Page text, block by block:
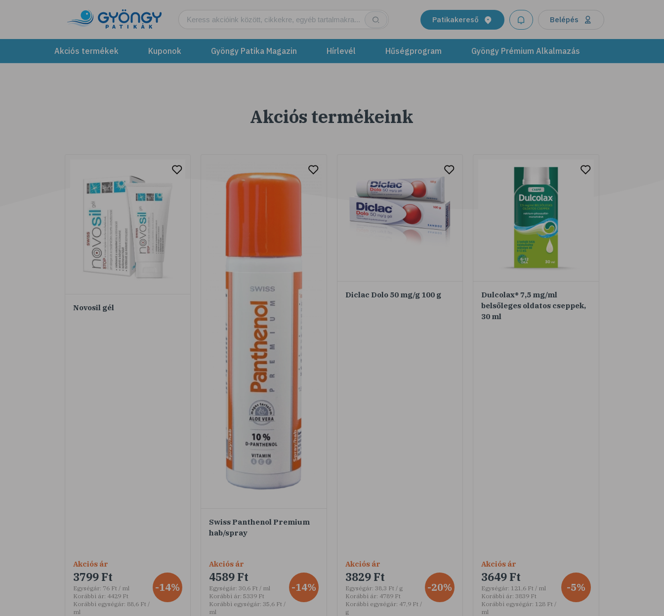
Patikakereső Belépés
Akciós termékek Kuponok Gyöngy Patika Magazin Hírlevél Hűségprogram Gyöngy Prémium Alkalmazás
Legyen fűszerkertünk!
További részletek
egészségét és ragyogását. Modern
formulák, melyek ötvözik a tudomány
újításait a természet kincseivel.
További részletek
Akciós termékeink
Novosil gél
Akciós ár
3799 Ft
Egységár: 76 Ft / ml
Korábbi ár: 4429 Ft
Korábbi egységár: 88,6 Ft /
ml
-14%
Swiss Panthenol Premium
hab/spray
Akciós ár
4589 Ft
Egységár: 30,6 Ft / ml
Korábbi ár: 5339 Ft
Korábbi egységár: 35,6 Ft /
ml
-14%
Diclac Dolo 50 mg/g 100 g
Akciós ár
3829 Ft
Egységár: 38,3 Ft / g
Korábbi ár: 4789 Ft
Korábbi egységár: 47,9 Ft /
g
-20%
Dulcolax® 7,5 mg/ml
belsőleges oldatos cseppek,
30 ml
Akciós ár
3649 Ft
Egységár: 121,6 Ft / ml
Korábbi ár: 3839 Ft
Korábbi egységár: 128 Ft /
ml
-5%